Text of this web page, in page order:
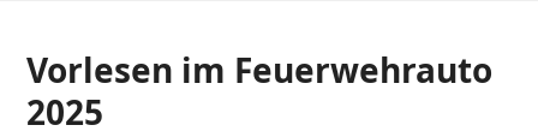
Vorlesen im Feuerwehrauto
2025